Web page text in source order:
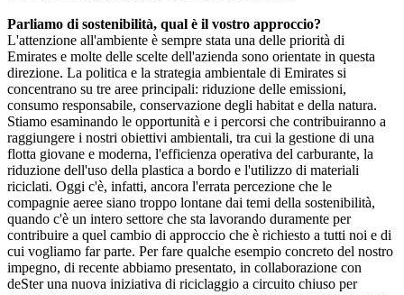
Parliamo di sostenibilità, qual è il vostro approccio?
L'attenzione all'ambiente è sempre stata una delle priorità di
Emirates e molte delle scelte dell'azienda sono orientate in questa
direzione. La politica e la strategia ambientale di Emirates si
concentrano su tre aree principali: riduzione delle emissioni,
consumo responsabile, conservazione degli habitat e della natura.
Stiamo esaminando le opportunità e i percorsi che contribuiranno a
raggiungere i nostri obiettivi ambientali, tra cui la gestione di una
flotta giovane e moderna, l'efficienza operativa del carburante, la
riduzione dell'uso della plastica a bordo e l'utilizzo di materiali
riciclati. Oggi c'è, infatti, ancora l'errata percezione che le
compagnie aeree siano troppo lontane dai temi della sostenibilità,
quando c'è un intero settore che sta lavorando duramente per
contribuire a quel cambio di approccio che è richiesto a tutti noi e di
cui vogliamo far parte. Per fare qualche esempio concreto del nostro
impegno, di recente abbiamo presentato, in collaborazione con
deSter una nuova iniziativa di riciclaggio a circuito chiuso per